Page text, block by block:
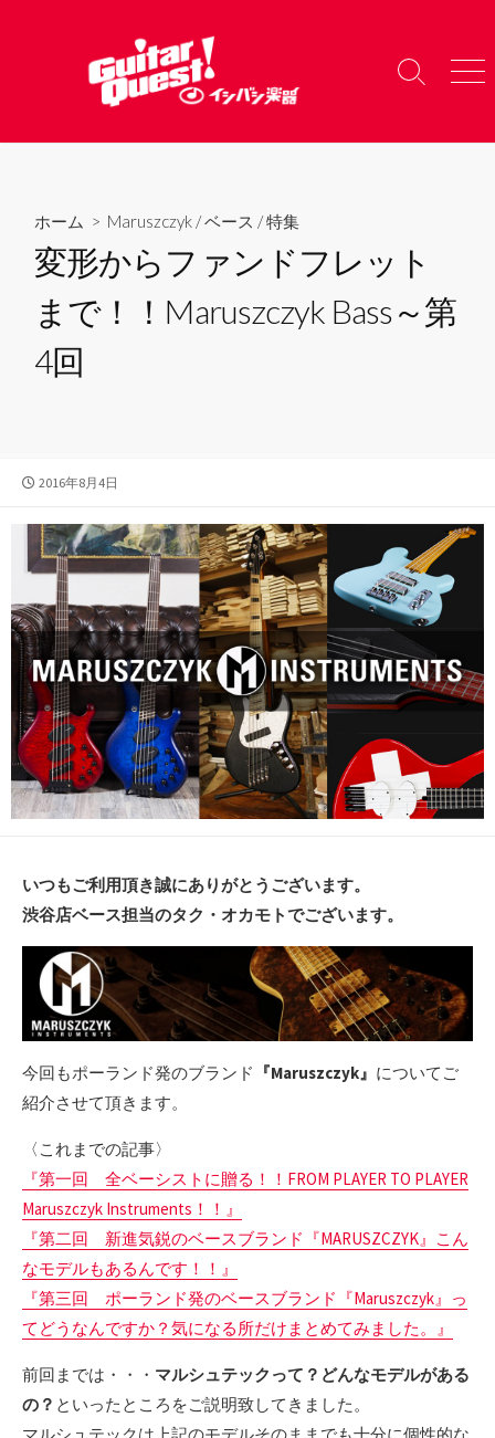
へ
検
り
メ
ー
ホーム > Maruszczyk /ベース /特集
変形からファンドフレット
まで！！Maruszczyk Bass～第
4回
公
日
2016年8月4日
いつもご利用頂き誠にありがとうございます。
渋谷店ベース担当のタク・オカモトでございます。
今回もポーランド発のブランド 『Maruszczyk』 についてご
紹介させて頂きます。
〈これまでの記事〉
『第一回 全ベーシストに贈る！！FROM PLAYER TO PLAYER
Maruszczyk Instruments！！』
『第二回 新進気鋭のベースブランド『MARUSZCZYK』こん
なモデルもあるんです！！』
『第三回 ポーランド発のベースブランド『Maruszczyk』っ
てどうなんですか？気になる所だけまとめてみました。』
前回までは・・・ マルシュテックって？ どんなモデルがある
の？ といったところをご説明致してきました。
マルシュテックは上記のモデルそのままでも十分に個性的な